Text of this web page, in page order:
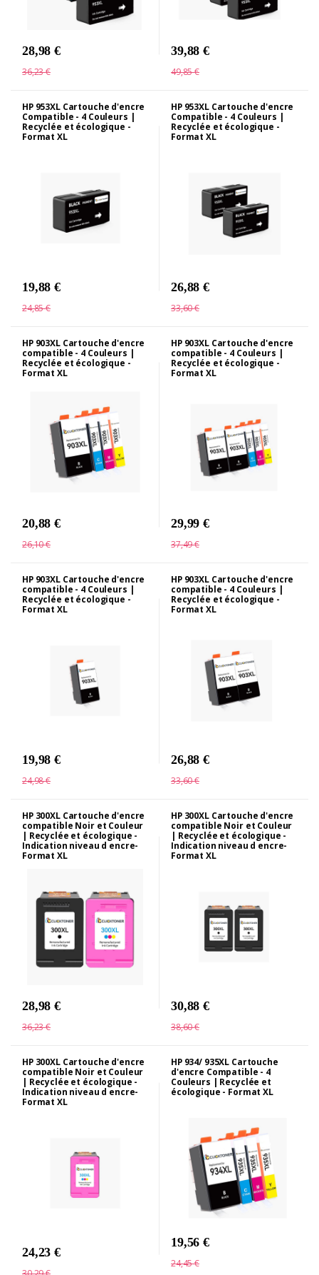
28,98 €
36,23 €
39,88 €
49,85 €
HP 953XL Cartouche d'encre
Compatible - 4 Couleurs |
Recyclée et écologique -
Format XL
19,88 €
24,85 €
HP 953XL Cartouche d'encre
Compatible - 4 Couleurs |
Recyclée et écologique -
Format XL
26,88 €
33,60 €
HP 903XL Cartouche d'encre
compatible - 4 Couleurs |
Recyclée et écologique -
Format XL
20,88 €
26,10 €
HP 903XL Cartouche d'encre
compatible - 4 Couleurs |
Recyclée et écologique -
Format XL
29,99 €
37,49 €
HP 903XL Cartouche d'encre
compatible - 4 Couleurs |
Recyclée et écologique -
Format XL
19,98 €
24,98 €
HP 903XL Cartouche d'encre
compatible - 4 Couleurs |
Recyclée et écologique -
Format XL
26,88 €
33,60 €
HP 300XL Cartouche d'encre
compatible Noir et Couleur
| Recyclée et écologique -
Indication niveau d encre-
Format XL
28,98 €
36,23 €
HP 300XL Cartouche d'encre
compatible Noir et Couleur
| Recyclée et écologique -
Indication niveau d encre-
Format XL
30,88 €
38,60 €
HP 300XL Cartouche d'encre
compatible Noir et Couleur
| Recyclée et écologique -
Indication niveau d encre-
Format XL
24,23 €
HP 934/ 935XL Cartouche
d'encre Compatible - 4
Couleurs | Recyclée et
écologique - Format XL
19,56 €
24,45 €